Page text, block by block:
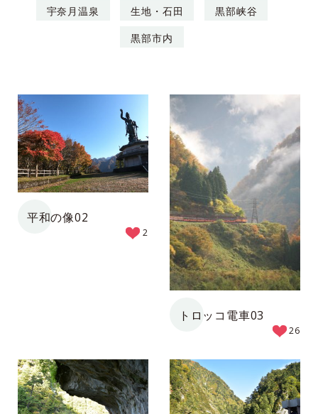
宇奈月温泉 生地・石田
黒部峡谷
黒部市内
平和の像02
2
トロッコ電車03
26